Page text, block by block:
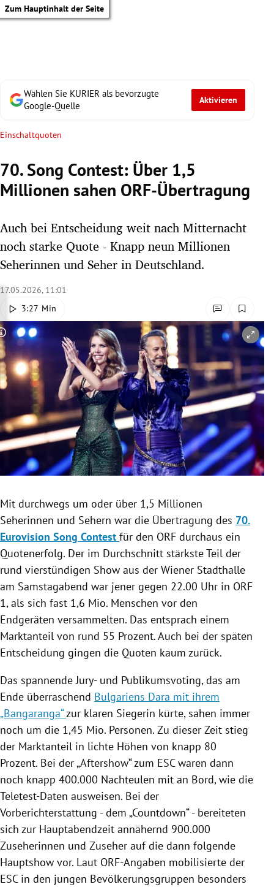
Zum Hauptinhalt der Seite
Untermenü
Untermenü
Untermenü
Untermenü
Untermenü
Untermenü
Untermenü
Untermenü
Untermenü
Wählen Sie KURIER als bevorzugte
Google-Quelle
Aktivieren
Einschaltquoten
70. Song Contest: Über 1,5
Millionen sahen ORF-Übertragung
Auch bei Entscheidung weit nach Mitternacht
noch starke Quote - Knapp neun Millionen
Seherinnen und Seher in Deutschland.
17.05.2026, 11:01
3:27 Min
Copyright-Hinweis öffnen/schließen
Mit durchwegs um oder über 1,5 Millionen
Seherinnen und Sehern war die Übertragung des 70.
Eurovision Song Contest für den ORF durchaus ein
Quotenerfolg. Der im Durchschnitt stärkste Teil der
rund vierstündigen Show aus der Wiener Stadthalle
am Samstagabend war jener gegen 22.00 Uhr in ORF
1, als sich fast 1,6 Mio. Menschen vor den
Endgeräten versammelten. Das entsprach einem
Marktanteil von rund 55 Prozent. Auch bei der späten
Entscheidung gingen die Quoten kaum zurück.
Das spannende Jury- und Publikumsvoting, das am
Ende überraschend Bulgariens Dara mit ihrem
„Bangaranga“zur klaren Siegerin kürte, sahen immer
noch um die 1,45 Mio. Personen. Zu dieser Zeit stieg
der Marktanteil in lichte Höhen von knapp 80
Prozent. Bei der „Aftershow“ zum ESC waren dann
noch knapp 400.000 Nachteulen mit an Bord, wie die
Teletest-Daten ausweisen. Bei der
Vorberichterstattung - dem „Countdown“ - bereiteten
sich zur Hauptabendzeit annähernd 900.000
Zuseherinnen und Zuseher auf die dann folgende
Hauptshow vor. Laut ORF-Angaben mobilisierte der
ESC in den jungen Bevölkerungsgruppen besonders